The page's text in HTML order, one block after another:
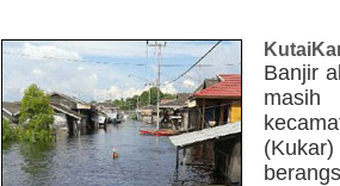
Banjir